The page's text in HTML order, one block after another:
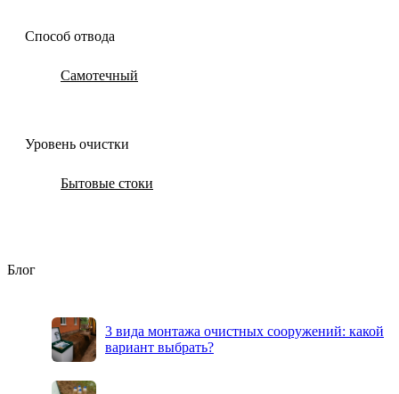
Способ отвода
Самотечный
Уровень очистки
Бытовые стоки
Блог
3 вида монтажа очистных сооружений: какой
вариант выбрать?